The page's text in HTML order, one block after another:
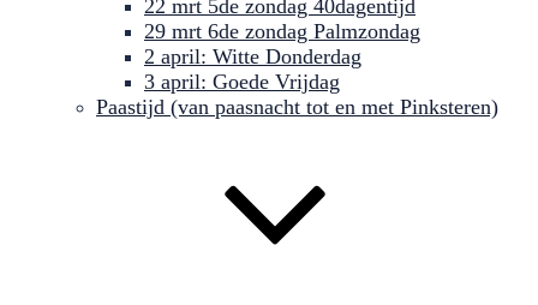
22 mrt 5de zondag 40dagentijd
29 mrt 6de zondag Palmzondag
2 april: Witte Donderdag
3 april: Goede Vrijdag
Paastijd (van paasnacht tot en met Pinksteren)